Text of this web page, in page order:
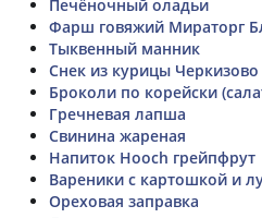
Печёночный оладьи
Фарш говяжий Мираторг
Тыквенный манник
Снек из курицы Черкизово
Броколи по корейски
Гречневая лапша
Свинина жареная
Напиток Hooch грейпфрут
Вареники с картошкой и
Ореховая заправка